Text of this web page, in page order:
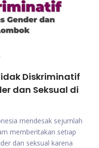
Diskriminatif
dan Seksual di
mendesak sejumlah
memberitakan setiap
dan seksual karena